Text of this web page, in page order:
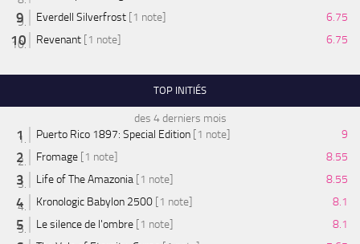
Everdell Silverfrost [1 note]
6.75
Revenant [1 note] 6.75
TOP INITIÉS
des 4 derniers mois
Puerto Rico 1897: Special Edition [1 note]
9
Fromage [1 note]
8.55
Life of The Amazonia [1 note]
8.55
Kronologic Babylon 2500 [1 note]
8.1
Le silence de l'ombre [1 note]
8.1